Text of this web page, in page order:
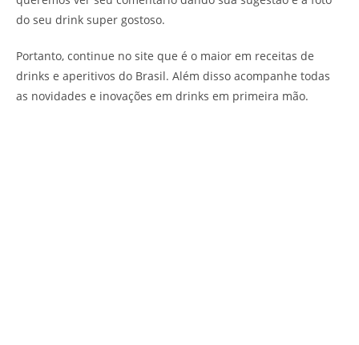
do seu drink super gostoso.
Portanto, continue no site que é o maior em receitas de
drinks e aperitivos do Brasil. Além disso acompanhe todas
as novidades e inovações em drinks em primeira mão.